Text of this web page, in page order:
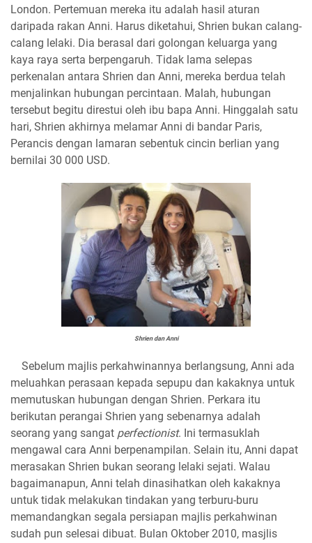
London. Pertemuan mereka itu adalah hasil aturan
daripada rakan Anni. Harus diketahui, Shrien bukan calang-
calang lelaki. Dia berasal dari golongan keluarga yang
kaya raya serta berpengaruh. Tidak lama selepas
perkenalan antara Shrien dan Anni, mereka berdua telah
menjalinkan hubungan percintaan. Malah, hubungan
tersebut begitu direstui oleh ibu bapa Anni. Hinggalah satu
hari, Shrien akhirnya melamar Anni di bandar Paris,
Perancis dengan lamaran sebentuk cincin berlian yang
bernilai 30 000 USD.
Shrien dan Anni
Sebelum majlis perkahwinannya berlangsung, Anni ada
meluahkan perasaan kepada sepupu dan kakaknya untuk
memutuskan hubungan dengan Shrien. Perkara itu
berikutan perangai Shrien yang sebenarnya adalah
seorang yang sangat perfectionist. Ini termasuklah
mengawal cara Anni berpenampilan. Selain itu, Anni dapat
merasakan Shrien bukan seorang lelaki sejati. Walau
bagaimanapun, Anni telah dinasihatkan oleh kakaknya
untuk tidak melakukan tindakan yang terburu-buru
memandangkan segala persiapan majlis perkahwinan
sudah pun selesai dibuat. Bulan Oktober 2010, masjlis